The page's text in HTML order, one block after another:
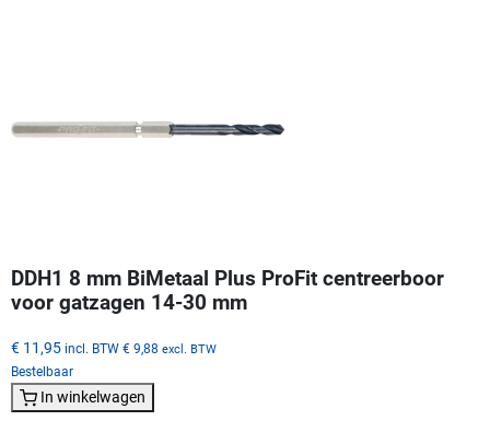
DDH1 8 mm BiMetaal Plus ProFit centreerboor
voor gatzagen 14-30 mm
€ 11,95 incl. BTW € 9,88 excl. BTW
Bestelbaar
In winkelwagen